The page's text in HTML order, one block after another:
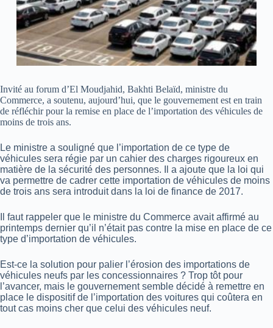
Invité au forum d’El Moudjahid, Bakhti Belaïd, ministre du
Commerce, a soutenu, aujourd’hui, que le gouvernement est en train
de réfléchir pour la remise en place de l’importation des véhicules de
moins de trois ans.
Le ministre a souligné que l’importation de ce type de
véhicules sera régie par un cahier des charges rigoureux en
matière de la sécurité des personnes. Il a ajoute que la loi qui
va permettre de cadrer cette importation de véhicules de moins
de trois ans sera introduit dans la loi de finance de 2017.
Il faut rappeler que le ministre du Commerce avait affirmé au
printemps dernier qu’il n’était pas contre la mise en place de ce
type d’importation de véhicules.
Est-ce la solution pour palier l’érosion des importations de
véhicules neufs par les concessionnaires ? Trop tôt pour
l’avancer, mais le gouvernement semble décidé à remettre en
place le dispositif de l’importation des voitures qui coûtera en
tout cas moins cher que celui des véhicules neuf.